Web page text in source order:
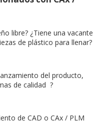
libre? ¿Tiene una vacante
de plástico para llenar?
del producto,
de calidad ?
de CAD o CAx / PLM